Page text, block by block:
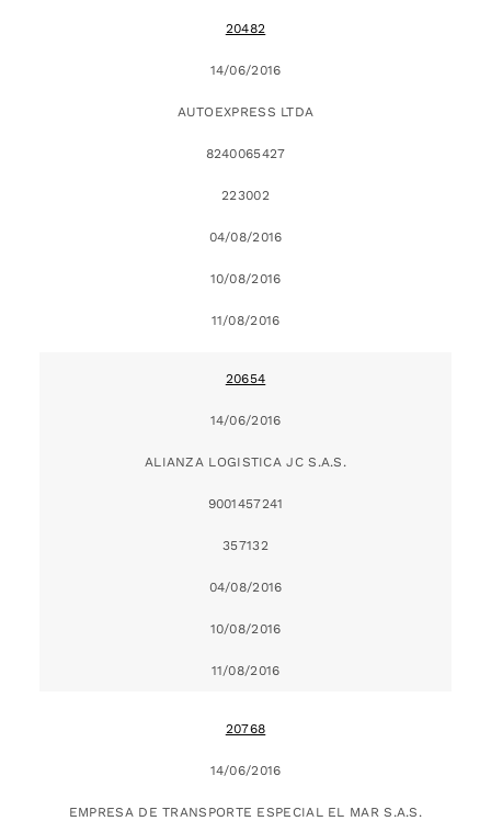
20482
14/06/2016
AUTOEXPRESS LTDA
8240065427
223002
04/08/2016
10/08/2016
11/08/2016
20654
14/06/2016
ALIANZA LOGISTICA JC S.A.S.
9001457241
357132
04/08/2016
10/08/2016
11/08/2016
20768
14/06/2016
EMPRESA DE TRANSPORTE ESPECIAL EL MAR S.A.S.